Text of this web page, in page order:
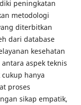
peningkatan
metodologi
diterbitkan
dari database
kesehatan
aspek teknis
hanya
proses
sikap empatik,